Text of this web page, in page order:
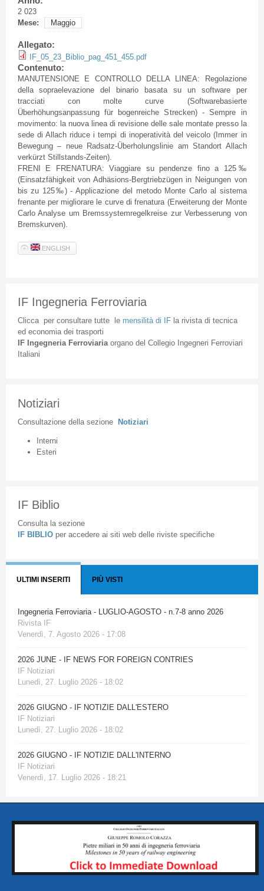
2 023
Mese:
Maggio
Allegato:
IF_05_23_Biblio_pag_451_455.pdf
Contenuto:
MANUTENSIONE E CONTROLLO DELLA LINEA: Regolazione
della sopraelevazione del binario basata su un software per
tracciati con molte curve (Softwarebasierte
Überhöhungsanpassung für bogenreiche Strecken) - Sempre in
movimento: la nuova linea di revisione delle sale montate presso la
sede di Allach riduce i tempi di inoperatività del veicolo (Immer in
Bewegung – neue Radsatz-Überholungslinie am Standort Allach
verkürzt Stillstands-Zeiten).
FRENI E FRENATURA: Viaggiare su pendenze fino a 125‰
(Einsatzfähigkeit von Adhäsions-Bergtriebzügen in Neigungen von
bis zu 125‰) - Applicazione del metodo Monte Carlo al sistema
frenante per migliorare le curve di frenatura (Erweiterung der Monte
Carlo Analyse um Bremssystemregelkreise zur Verbesserung von
Bremskurven).
ENGLISH
IF Ingegneria Ferroviaria
Cliccaper consultare tuttele mensilità di IFla rivista di tecnica
ed economia dei trasporti
IF Ingegneria Ferroviaria organodel Collegio Ingegneri Ferroviari
Italiani
Notiziari
Consultazione della sezione Notiziari
Interni
Esteri
IF Biblio
Consulta la sezione
IF BIBLIO per accedere ai siti web delle riviste specifiche
ULTIMI INSERITI PIÙ VISTI
Ingegneria Ferroviaria - LUGLIO-AGOSTO - n.7-8 anno 2026
Rivista IF
Venerdì, 7. Agosto 2026 - 17:08
2026 JUNE - IF NEWS FOR FOREIGN CONTRIES
IF Notiziari
Lunedì, 27. Luglio 2026 - 18:02
2026 GIUGNO - IF NOTIZIE DALL'ESTERO
IF Notiziari
Lunedì, 27. Luglio 2026 - 18:02
2026 GIUGNO - IF NOTIZIE DALL'INTERNO
IF Notiziari
Venerdì, 17. Luglio 2026 - 18:21